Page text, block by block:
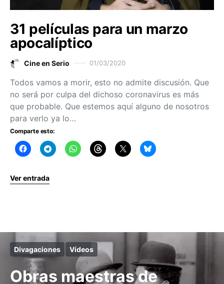
31 películas para un marzo
apocalíptico
Cine en Serio 01/03/2020
Todos vamos a morir, esto no admite discusión. Que
no será por culpa del dichoso coronavirus es más
que probable. Que estemos aquí alguno de nosotros
para verlo ya lo…
Comparte esto:
Ver entrada
Divagaciones Vídeos
Obras maestras de